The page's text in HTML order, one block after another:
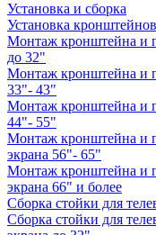
Установка и сборка
Установка
Монтаж кронштейна и
до 32"
Монтаж кронштейна и
33"- 43"
Монтаж кронштейна и
44"- 55"
Монтаж кронштейна и
экрана 56"- 65"
Монтаж кронштейна и
экрана 66" и более
Сборка стойки для
Сборка стойки для